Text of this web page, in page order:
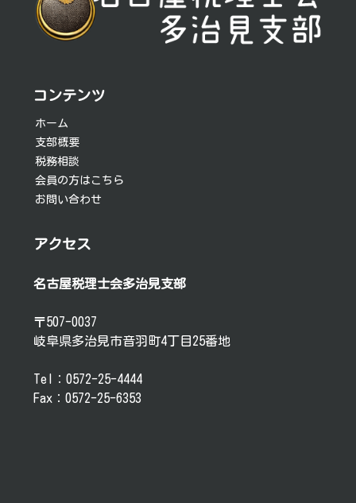
コンテンツ
ホーム
支部概要
税務相談
会員の方はこちら
お問い合わせ
アクセス
名古屋税理士会多治見支部
〒507-0037
岐阜県多治見市音羽町4丁目25番地
Tel：0572-25-4444
Fax：0572-25-6353